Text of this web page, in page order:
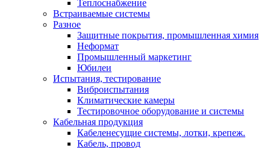
Теплоснабжение
Встраиваемые системы
Разное
Защитные покрытия, промышленная химия
Неформат
Промышленный маркетинг
Юбилеи
Испытания, тестирование
Виброиспытания
Климатические камеры
Тестировочное оборудование и системы
Кабельная продукция
Кабеленесущие системы, лотки, крепеж.
Кабель, провод